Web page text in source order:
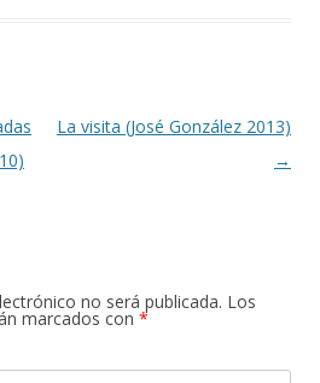
La visita (José González 2013)
→
no será publicada. Los
marcados con *